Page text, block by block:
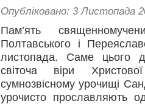
Опубліковано: 3 Листопада
Пам’ять
Полтавського і
листопада. Саме цього
світоча віри
сумнозвісному урочищі
урочисто прославляють